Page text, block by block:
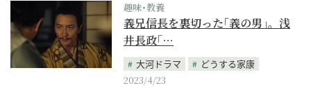
趣味･教養
義兄信長を裏切った｢義の男｣。浅
井長政｢…
大河ドラマ
どうする家康
2023/4/23